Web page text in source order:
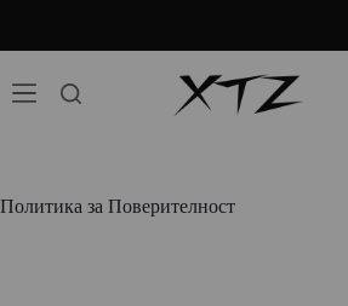
Политика за Поверителност